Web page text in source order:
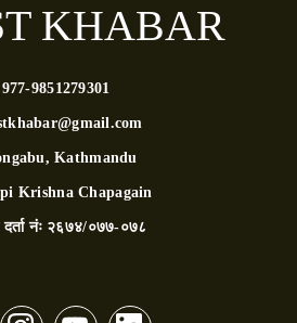
KHABAR
977-9851279301
Kathmandu
Krishna Chapagain
नंः २६७४/०७७-०७८